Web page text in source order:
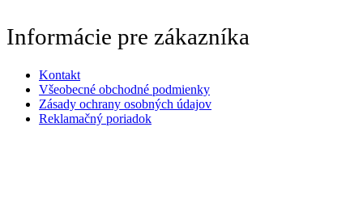
Informácie pre zákazníka
Kontakt
Všeobecné obchodné podmienky
Zásady ochrany osobných údajov
Reklamačný poriadok